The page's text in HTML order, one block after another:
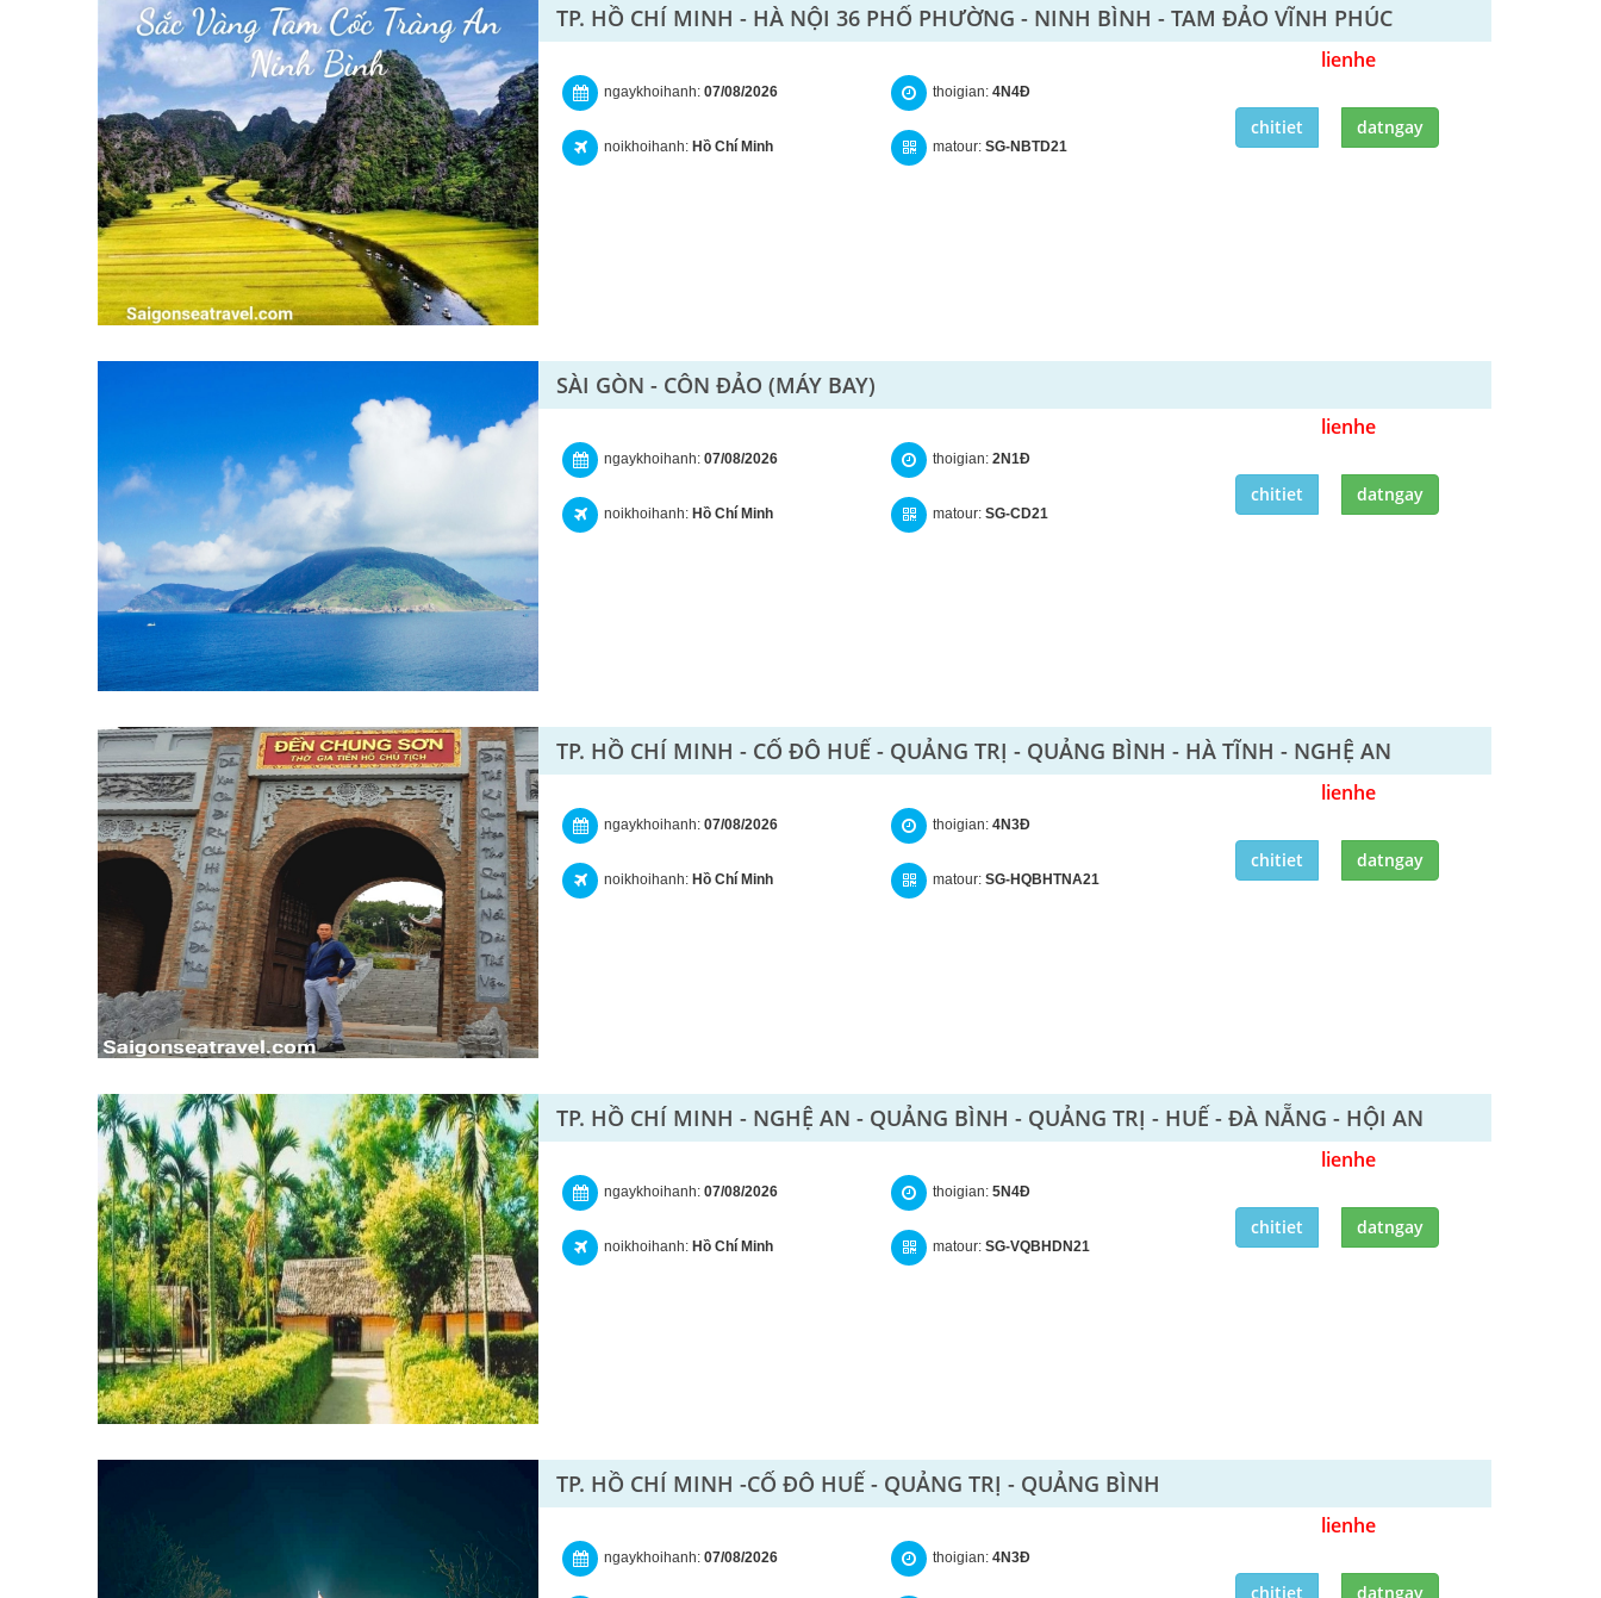
TP. HỒ CHÍ MINH - HÀ NỘI 36 PHỐ PHƯỜNG - NINH BÌNH - TAM ĐẢO VĨNH PHÚC
ngaykhoihanh: 07/08/2026
noikhoihanh: Hồ Chí Minh
thoigian: 4N4Đ
matour: SG-NBTD21
lienhe
chitiet datngay
SÀI GÒN - CÔN ĐẢO (MÁY BAY)
ngaykhoihanh: 07/08/2026
noikhoihanh: Hồ Chí Minh
thoigian: 2N1Đ
matour: SG-CD21
lienhe
chitiet datngay
TP. HỒ CHÍ MINH - CỐ ĐÔ HUẾ - QUẢNG TRỊ - QUẢNG BÌNH - HÀ TĨNH - NGHỆ AN
ngaykhoihanh: 07/08/2026
noikhoihanh: Hồ Chí Minh
thoigian: 4N3Đ
matour: SG-HQBHTNA21
lienhe
chitiet datngay
TP. HỒ CHÍ MINH - NGHỆ AN - QUẢNG BÌNH - QUẢNG TRỊ - HUẾ - ĐÀ NẴNG - HỘI AN
ngaykhoihanh: 07/08/2026
noikhoihanh: Hồ Chí Minh
thoigian: 5N4Đ
matour: SG-VQBHDN21
lienhe
chitiet datngay
TP. HỒ CHÍ MINH -CỐ ĐÔ HUẾ - QUẢNG TRỊ - QUẢNG BÌNH
ngaykhoihanh: 07/08/2026 thoigian: 4N3Đ
lienhe
chitiet datngay